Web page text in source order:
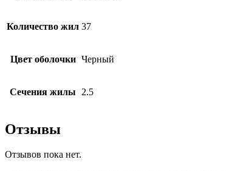
Количество жил 37
Цвет оболочки Черный
Сечения жилы 2.5
Отзывы
Отзывов пока нет.